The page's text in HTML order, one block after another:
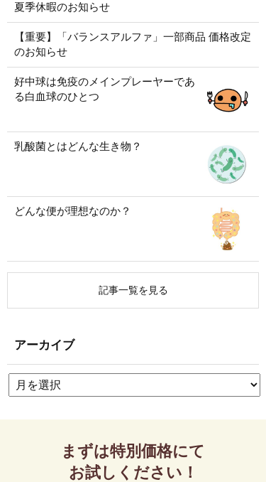
夏季休暇のお知らせ
【重要】「バランスアルファ」一部商品 価格改定
のお知らせ
好中球は免疫のメインプレーヤーであ
る白血球のひとつ
乳酸菌とはどんな生き物？
どんな便が理想なのか？
記事一覧を見る
アーカイブ
まずは特別価格にて
お試しください！